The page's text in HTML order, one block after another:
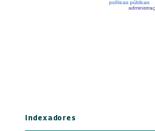
Indexadores